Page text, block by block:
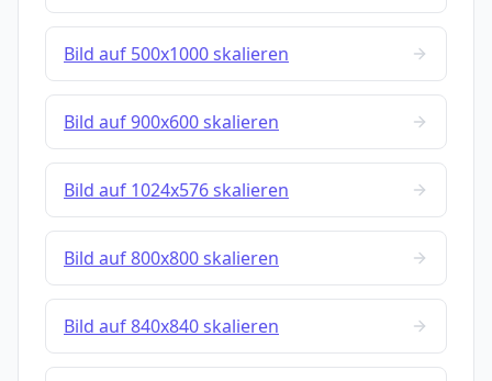
Bild auf 500x1000 skalieren
Bild auf 900x600 skalieren
Bild auf 1024x576 skalieren
Bild auf 800x800 skalieren
Bild auf 840x840 skalieren